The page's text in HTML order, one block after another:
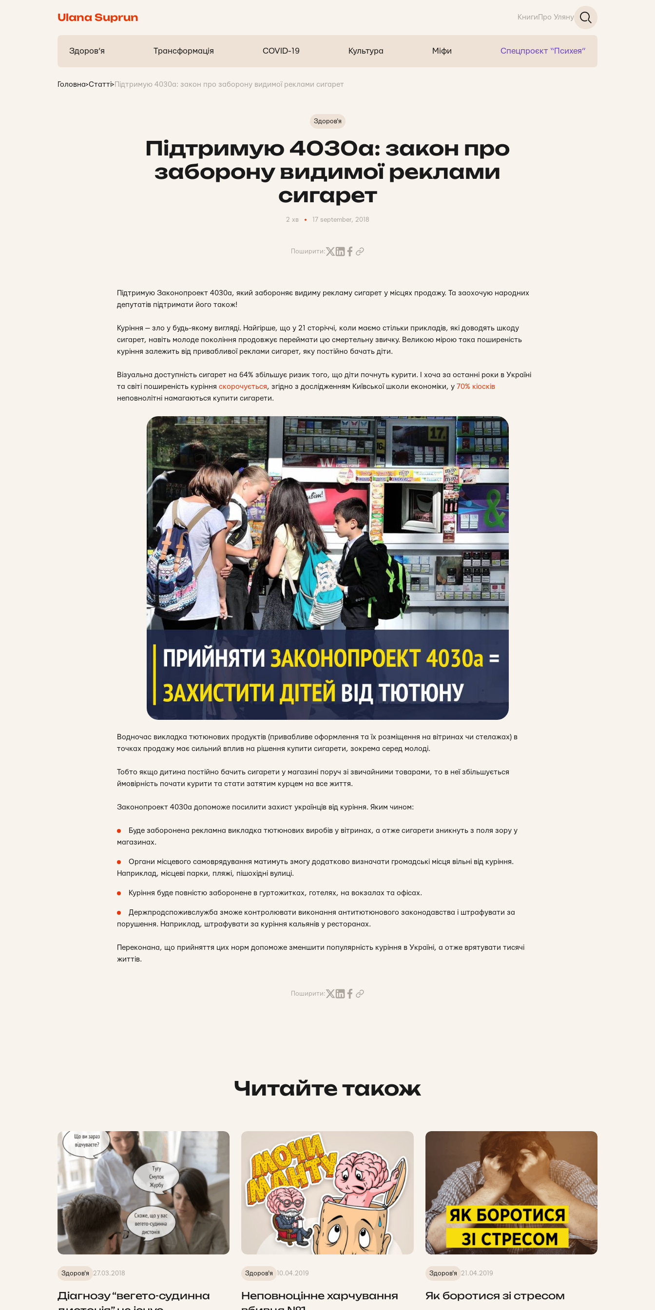
Ulana Suprun Книги Про Уляну
Здоров’я Трансформація COVID-19 Культура Міфи Спецпроєкт “Психея”
Головна>Статті> Підтримую 4030а: закон про заборону видимої реклами сигарет
Здоров'я
Підтримую 4030а: закон про
заборону видимої реклами
сигарет
2 хв 17 september, 2018
Поширити:
Підтримую Законопроект 4030а, який забороняє видиму рекламу сигарет у місцях продажу. Та заохочую народних
депутатів підтримати його також!
Куріння — зло у будь-якому вигляді. Найгірше, що у 21 сторіччі, коли маємо стільки прикладів, які доводять шкоду
сигарет, навіть молоде покоління продовжує переймати цю смертельну звичку. Великою мірою така поширеність
куріння залежить від привабливої реклами сигарет, яку постійно бачать діти.
Візуальна доступність сигарет на 64% збільшує ризик того, що діти почнуть курити. І хоча за останні роки в Україні
та світі поширеність куріння скорочується, згідно з дослідженням Київської школи економіки, у 70% кіосків
неповнолітні намагаються купити сигарети.
Водночас викладка тютюнових продуктів (привабливе оформлення та їх розміщення на вітринах чи стелажах) в
точках продажу має сильний вплив на рішення купити сигарети, зокрема серед молоді.
Тобто якщо дитина постійно бачить сигарети у магазині поруч зі звичайними товарами, то в неї збільшується
ймовірність почати курити та стати затятим курцем на все життя.
Законопроект 4030а допоможе посилити захист українців від куріння. Яким чином:
Буде заборонена рекламна викладка тютюнових виробів у вітринах, а отже сигарети зникнуть з поля зору у
магазинах.
Органи місцевого самоврядування матимуть змогу додатково визначати громадські місця вільні від куріння.
Наприклад, місцеві парки, пляжі, пішохідні вулиці.
Куріння буде повністю заборонене в гуртожитках, готелях, на вокзалах та офісах.
Держпродспоживслужба зможе контролювати виконання антитютюнового законодавства і штрафувати за
порушення. Наприклад, штрафувати за куріння кальянів у ресторанах.
Переконана, що прийняття цих норм допоможе зменшити популярність куріння в Україні, а отже врятувати тисячі
життів.
Поширити:
Читайте також
Здоров'я 27.03.2018
Діагнозу “вегето-судинна
Здоров'я 10.04.2019
Неповноцінне харчування
Здоров'я 21.04.2019
Як боротися зі стресом